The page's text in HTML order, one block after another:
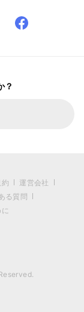
？
運営会社
る質問